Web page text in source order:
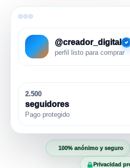
@creador_digital
perfil listo para comprar
2.500
seguidores
Pago protegido
100% anónimo y seguro
Privacidad